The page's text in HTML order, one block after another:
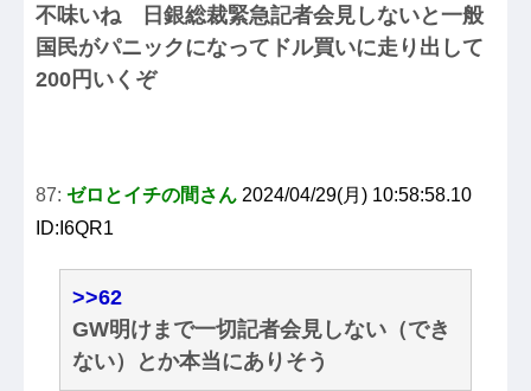
不味いね 日銀総裁緊急記者会見しないと一般
国民がパニックになってドル買いに走り出して
200円いくぞ
87: ゼロとイチの間さん 2024/04/29(月) 10:58:58.10
ID:I6QR1
>>62
GW明けまで一切記者会見しない（でき
ない）とか本当にありそう